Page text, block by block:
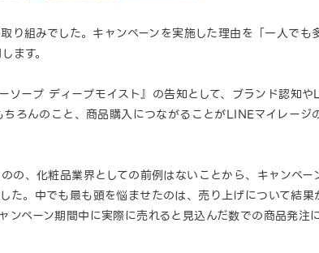
組みでした。キャンペーンを実施した理由を「一人でも
ます。
ソープ ディープモイスト』の告知として、ブランド認知
ろんのこと、商品購入につながることがLINEマイレージ
、化粧品業界としての前例はないことから、キャンペー
。中でも最も頭を悩ませたのは、売り上げについて結果
ペーン期間中に実際に売れると見込んだ数での商品発注